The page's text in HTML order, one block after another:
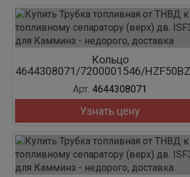
Кольцо
4644308071/7200001546/
Арт. 4644308071
Узнать цену